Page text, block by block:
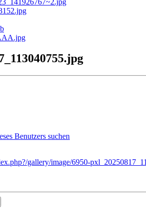
Benutzers suchen
gallery/image/6950-